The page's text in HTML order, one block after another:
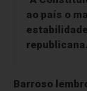
ao país o
Barroso